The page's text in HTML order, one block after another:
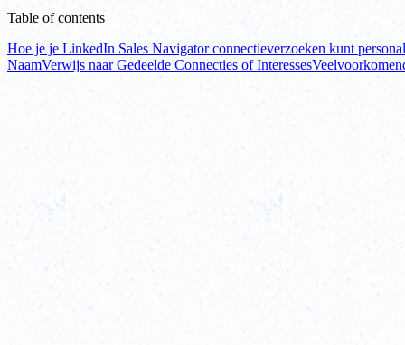
Table of contents
Hoe je je LinkedIn Sales Navigator connectieverzoeken kunt
NaamVerwijs naar Gedeelde Connecties of Interesses